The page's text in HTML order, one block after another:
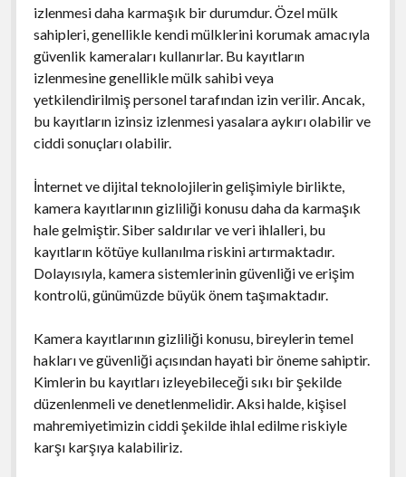
izlenmesi daha karmaşık bir durumdur. Özel mülk
sahipleri, genellikle kendi mülklerini korumak amacıyla
güvenlik kameraları kullanırlar. Bu kayıtların
izlenmesine genellikle mülk sahibi veya
yetkilendirilmiş personel tarafından izin verilir. Ancak,
bu kayıtların izinsiz izlenmesi yasalara aykırı olabilir ve
ciddi sonuçları olabilir.
İnternet ve dijital teknolojilerin gelişimiyle birlikte,
kamera kayıtlarının gizliliği konusu daha da karmaşık
hale gelmiştir. Siber saldırılar ve veri ihlalleri, bu
kayıtların kötüye kullanılma riskini artırmaktadır.
Dolayısıyla, kamera sistemlerinin güvenliği ve erişim
kontrolü, günümüzde büyük önem taşımaktadır.
Kamera kayıtlarının gizliliği konusu, bireylerin temel
hakları ve güvenliği açısından hayati bir öneme sahiptir.
Kimlerin bu kayıtları izleyebileceği sıkı bir şekilde
düzenlenmeli ve denetlenmelidir. Aksi halde, kişisel
mahremiyetimizin ciddi şekilde ihlal edilme riskiyle
karşı karşıya kalabiliriz.